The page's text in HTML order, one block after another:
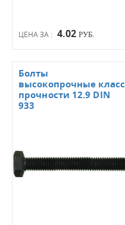
ЦЕНА ЗА : 4.02 РУБ.
Болты
высокопрочные класс
прочности 12.9 DIN
933